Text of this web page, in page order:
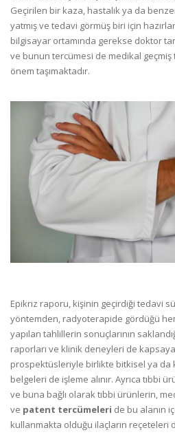
Geçirilen bir kaza, hastalık ya da
yatmış ve tedavi görmüş biri için
bilgisayar ortamında gerekse doktor
ve bunun tercümesi de medikal
önem taşımaktadır.
Epikriz raporu, kişinin geçirdiği tedavi
yöntemden, radyoterapide gördüğü
yapılan tahlillerin sonuçlarının
raporları ve klinik deneyleri de
prospektüsleriyle birlikte bitkisel ya da
belgeleri de işleme alınır. Ayrıca tıbbi
ve buna bağlı olarak tıbbi ürünlerin,
ve patent tercümeleri de bu alanın
kullanmakta olduğu ilaçların reçeteleri